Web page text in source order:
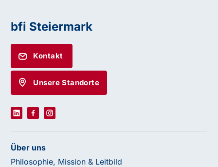
bfi Steiermark
Kontakt
Unsere Standorte
Über uns
Philosophie, Mission & Leitbild